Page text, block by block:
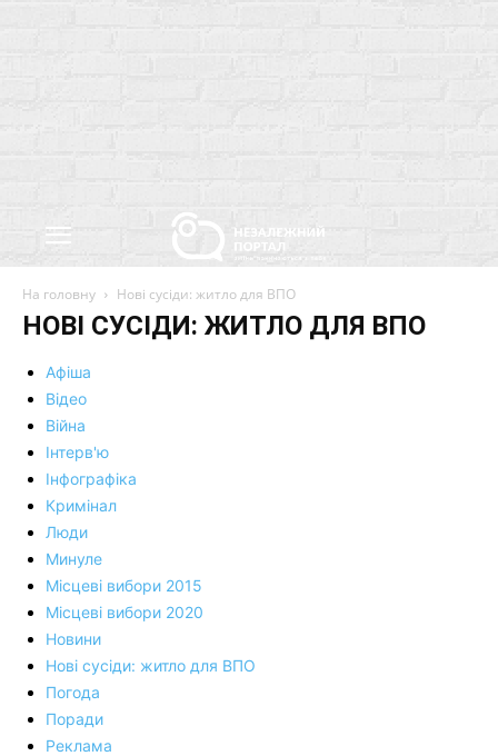
На головну Нові сусіди: житло для ВПО
НОВІ СУСІДИ: ЖИТЛО ДЛЯ ВПО
Афіша
Відео
Війна
Інтерв'ю
Інфографіка
Кримінал
Люди
Минуле
Місцеві вибори 2015
Місцеві вибори 2020
Новини
Нові сусіди: житло для ВПО
Погода
Поради
Реклама